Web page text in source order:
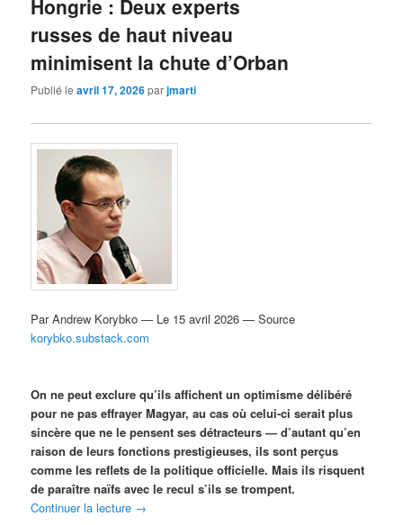
Hongrie : Deux experts
russes de haut niveau
minimisent la chute d’Orban
Publié leavril 17, 2026parjmarti
Par Andrew Korybko — Le 15 avril 2026 — Source
korybko.substack.com
On ne peut exclure qu’ils affichent un optimisme délibéré
pour ne pas effrayer Magyar, au cas où celui-ci serait plus
sincère que ne le pensent ses détracteurs — d’autant qu’en
raison de leurs fonctions prestigieuses, ils sont perçus
comme les reflets de la politique officielle. Mais ils risquent
de paraître naïfs avec le recul s’ils se trompent.
Continuer la lecture →